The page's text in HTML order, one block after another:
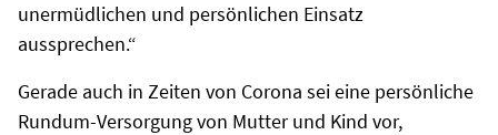
unermüdlichen und persönlichen Einsatz
aussprechen.“
Gerade auch in Zeiten von Corona sei eine persönliche
Rundum-Versorgung von Mutter und Kind vor,